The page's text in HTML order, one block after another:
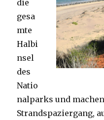
die
gesa
mte
Halbi
nsel
des
Natio
nalparks und
Strandspaziergang,